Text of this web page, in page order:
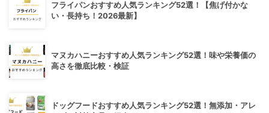
フライパンおすすめ人気ランキング52選！【焦げ付かな
い・長持ち！2026最新】
マヌカハニーおすすめ人気ランキング52選！味や栄養価の
高さを徹底比較・検証
ドッグフードおすすめ人気ランキング52選！無添加・アレ